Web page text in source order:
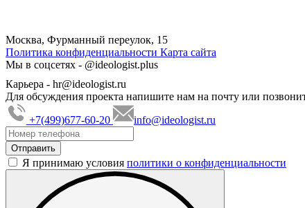
Москва, Фурманный переулок, 15
Политика конфиденциальности Карта сайта
Мы в соцсетях - @ideologist.plus
Карьера - hr@ideologist.ru
Для обсуждения проекта напишите нам на почту или
+7(499)677-60-20
info@ideologist.ru
Я принимаю условия политики о конфиденциальности